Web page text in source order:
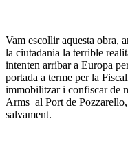
Vam escollir aquesta obra,
la ciutadania la terrible
intenten arribar a Europa
portada a terme per la
immobilitzar i confiscar de
Arms al Port de
salvament.